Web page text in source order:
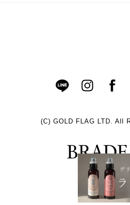
(C) GOLD FLAG LTD. All